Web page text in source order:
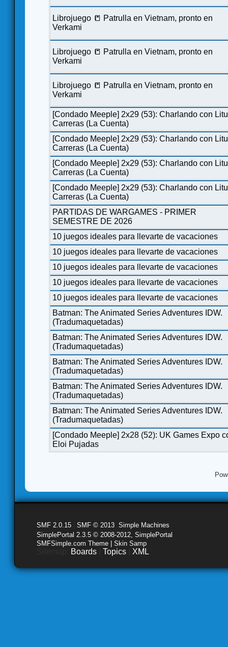
Librojuego 📒 Patrulla en Vietnam, pronto en
Verkami
Librojuego 📒 Patrulla en Vietnam, pronto en
Verkami
Librojuego 📒 Patrulla en Vietnam, pronto en
Verkami
[Condado Meeple] 2x29 (53): Charlando con
Carreras (La Cuenta)
[Condado Meeple] 2x29 (53): Charlando con
Carreras (La Cuenta)
[Condado Meeple] 2x29 (53): Charlando con
Carreras (La Cuenta)
[Condado Meeple] 2x29 (53): Charlando con
Carreras (La Cuenta)
PARTIDAS DE WARGAMES - PRIMER
SEMESTRE DE 2026
10 juegos ideales para llevarte de vacaciones
10 juegos ideales para llevarte de vacaciones
10 juegos ideales para llevarte de vacaciones
10 juegos ideales para llevarte de vacaciones
10 juegos ideales para llevarte de vacaciones
Batman: The Animated Series Adventures IDW.
(Tradumaquetadas)
Batman: The Animated Series Adventures IDW.
(Tradumaquetadas)
Batman: The Animated Series Adventures IDW.
(Tradumaquetadas)
Batman: The Animated Series Adventures IDW.
(Tradumaquetadas)
Batman: The Animated Series Adventures IDW.
(Tradumaquetadas)
[Condado Meeple] 2x28 (52): UK Games Expo
Eloi Pujadas
SMF 2.0.15 SMF © 2013 Simple Machines
SimplePortal 2.3.5 © 2008-2012, SimplePortal
SMFSimple.com Theme | Skin Samp
Boards Topics XML